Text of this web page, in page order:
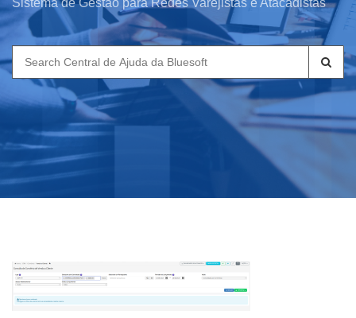
Sistema de Gestão para Redes Varejistas e Atacadistas
Search
for: